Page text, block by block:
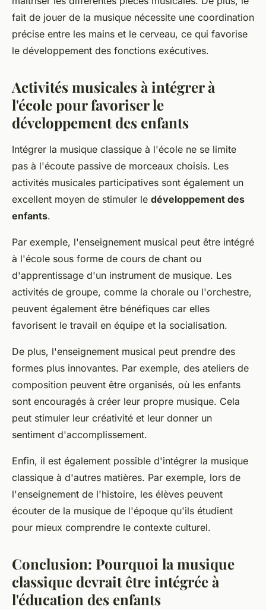
fait de jouer de la musique nécessite une coordination
précise entre les mains et le cerveau, ce qui favorise
le développement des fonctions exécutives.
Activités musicales à intégrer à
l'école pour favoriser le
développement des enfants
Intégrer la musique classique à l'école ne se limite
pas à l'écoute passive de morceaux choisis. Les
activités musicales participatives sont également un
excellent moyen de stimuler le développement des
enfants.
Par exemple, l'enseignement musical peut être intégré
à l'école sous forme de cours de chant ou
d'apprentissage d'un instrument de musique. Les
activités de groupe, comme la chorale ou l'orchestre,
peuvent également être bénéfiques car elles
favorisent le travail en équipe et la socialisation.
De plus, l'enseignement musical peut prendre des
formes plus innovantes. Par exemple, des ateliers de
composition peuvent être organisés, où les enfants
sont encouragés à créer leur propre musique. Cela
peut stimuler leur créativité et leur donner un
sentiment d'accomplissement.
Enfin, il est également possible d'intégrer la musique
classique à d'autres matières. Par exemple, lors de
l'enseignement de l'histoire, les élèves peuvent
écouter de la musique de l'époque qu'ils étudient
pour mieux comprendre le contexte culturel.
Conclusion: Pourquoi la musique
classique devrait être intégrée à
l'éducation des enfants